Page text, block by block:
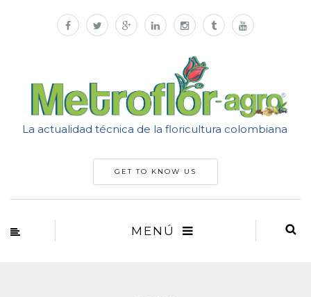
La actualidad técnica de la floricultura colombiana
GET TO KNOW US
MENÚ